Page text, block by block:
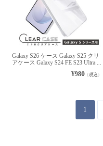
Galaxy S26 ケース Galaxy S25 クリ
アケース Galaxy S24 FE S23 Ultra ...
¥980（税込）
1